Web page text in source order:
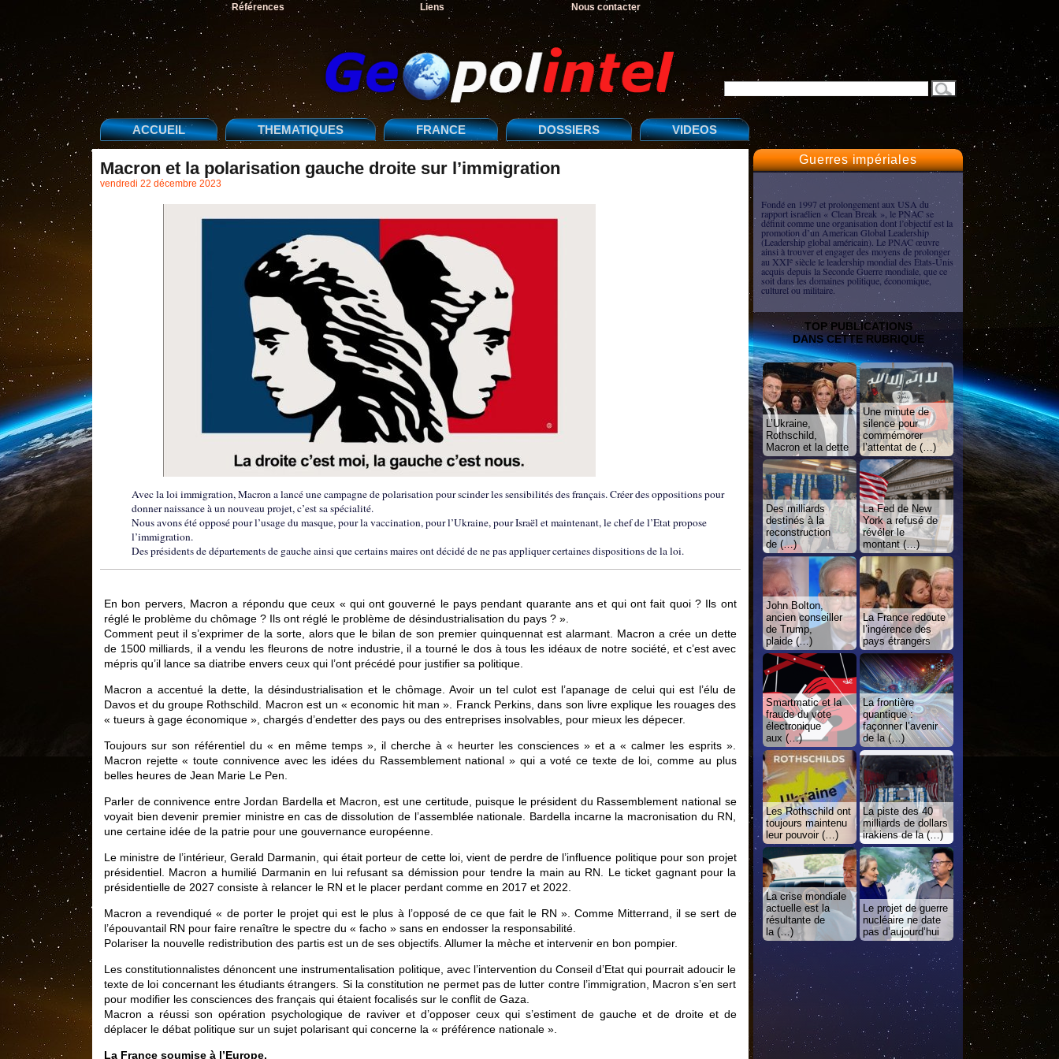
Références Liens Nous contacter
ACCUEIL THEMATIQUES FRANCE DOSSIERS VIDEOS
Macron et la polarisation gauche droite sur l’immigration
vendredi 22 décembre 2023
Avec la loi immigration, Macron a lancé une campagne de polarisation pour scinder les sensibilités des français. Créer des oppositions pour
donner naissance à un nouveau projet, c’est sa spécialité.
Nous avons été opposé pour l’usage du masque, pour la vaccination, pour l’Ukraine, pour Israël et maintenant, le chef de l’Etat propose
l’immigration.
Des présidents de départements de gauche ainsi que certains maires ont décidé de ne pas appliquer certaines dispositions de la loi.
En bon pervers, Macron a répondu que ceux « qui ont gouverné le pays pendant quarante ans et qui ont fait quoi ? Ils ont
réglé le problème du chômage ? Ils ont réglé le problème de désindustrialisation du pays ? ».
Comment peut il s’exprimer de la sorte, alors que le bilan de son premier quinquennat est alarmant. Macron a crée un dette
de 1500 milliards, il a vendu les fleurons de notre industrie, il a tourné le dos à tous les idéaux de notre société, et c’est avec
mépris qu’il lance sa diatribe envers ceux qui l’ont précédé pour justifier sa politique.
Macron a accentué la dette, la désindustrialisation et le chômage. Avoir un tel culot est l’apanage de celui qui est l’élu de
Davos et du groupe Rothschild. Macron est un « economic hit man ». Franck Perkins, dans son livre explique les rouages des
« tueurs à gage économique », chargés d’endetter des pays ou des entreprises insolvables, pour mieux les dépecer.
Toujours sur son référentiel du « en même temps », il cherche à « heurter les consciences » et a « calmer les esprits ».
Macron rejette « toute connivence avec les idées du Rassemblement national » qui a voté ce texte de loi, comme au plus
belles heures de Jean Marie Le Pen.
Parler de connivence entre Jordan Bardella et Macron, est une certitude, puisque le président du Rassemblement national se
voyait bien devenir premier ministre en cas de dissolution de l’assemblée nationale. Bardella incarne la macronisation du RN,
une certaine idée de la patrie pour une gouvernance européenne.
Le ministre de l’intérieur, Gerald Darmanin, qui était porteur de cette loi, vient de perdre de l’influence politique pour son projet
présidentiel. Macron a humilié Darmanin en lui refusant sa démission pour tendre la main au RN. Le ticket gagnant pour la
présidentielle de 2027 consiste à relancer le RN et le placer perdant comme en 2017 et 2022.
Macron a revendiqué « de porter le projet qui est le plus à l’opposé de ce que fait le RN ». Comme Mitterrand, il se sert de
l’épouvantail RN pour faire renaître le spectre du « facho » sans en endosser la responsabilité.
Polariser la nouvelle redistribution des partis est un de ses objectifs. Allumer la mèche et intervenir en bon pompier.
Les constitutionnalistes dénoncent une instrumentalisation politique, avec l’intervention du Conseil d’Etat qui pourrait adoucir le
texte de loi concernant les étudiants étrangers. Si la constitution ne permet pas de lutter contre l’immigration, Macron s’en sert
pour modifier les consciences des français qui étaient focalisés sur le conflit de Gaza.
Macron a réussi son opération psychologique de raviver et d’opposer ceux qui s’estiment de gauche et de droite et de
déplacer le débat politique sur un sujet polarisant qui concerne la « préférence nationale ».
La France soumise à l’Europe.
Guerres impériales
Fondé en 1997 et prolongement aux USA du
rapport israélien « Clean Break », le PNAC se
définit comme une organisation dont l’objectif est la
promotion d’un American Global Leadership
(Leadership global américain). Le PNAC œuvre
ainsi à trouver et engager des moyens de prolonger
au XXIe siècle le leadership mondial des États-Unis
acquis depuis la Seconde Guerre mondiale, que ce
soit dans les domaines politique, économique,
culturel ou militaire.
TOP PUBLICATIONS
DANS CETTE RUBRIQUE
L’Ukraine,
Rothschild,
Macron et la dette
Une minute de
silence pour
commémorer
l’attentat de (…)
Des milliards
destinés à la
reconstruction
de (…)
La Fed de New
York a refusé de
révéler le
montant (…)
John Bolton,
ancien conseiller
de Trump,
plaide (…)
La France redoute
l’ingérence des
pays étrangers
Smartmatic et la
fraude du vote
électronique
aux (…)
La frontière
quantique :
façonner l’avenir
de la (…)
Les Rothschild ont
toujours maintenu
leur pouvoir (…)
La piste des 40
milliards de dollars
irakiens de la (…)
La crise mondiale
actuelle est la
résultante de
la (…)
Le projet de guerre
nucléaire ne date
pas d’aujourd’hui